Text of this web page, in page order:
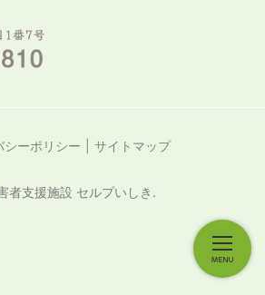
シーポリシー サイトマップ
者支援施設 セルプいしき.